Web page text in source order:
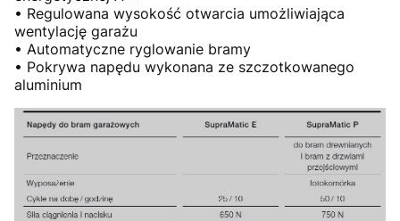
• Regulowana wysokość otwarcia umożliwiająca
wentylację garażu
• Automatyczne ryglowanie bramy
• Pokrywa napędu wykonana ze szczotkowanego
aluminium